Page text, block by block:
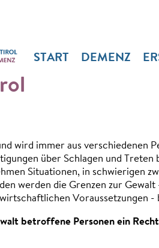
START DEMENZ
wird immer aus verschiedenen
über Schlagen und Treten
Situationen, in schwierigen
werden die Grenzen zur
Voraussetzungen
betroffene Personen ein